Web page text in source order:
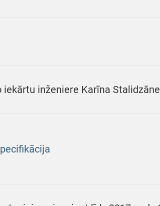
inženiere Karīna